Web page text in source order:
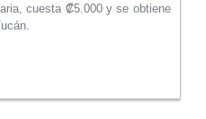
cuesta ₡5.000 y se obtiene